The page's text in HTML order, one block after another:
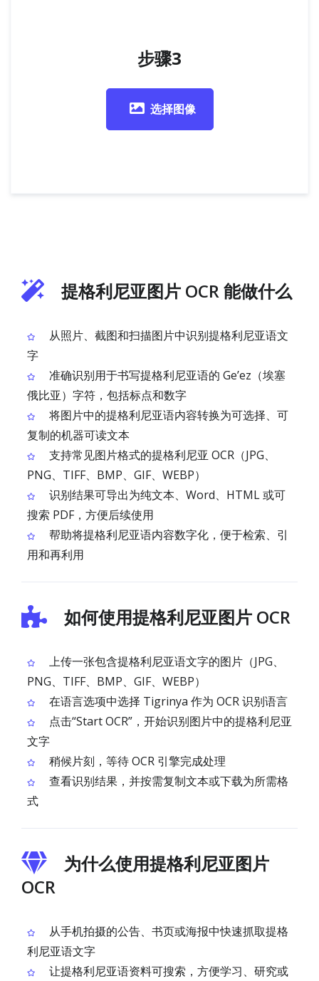
步骤3
选择图像
提格利尼亚图片 OCR 能做什么
从照片、截图和扫描图片中识别提格利尼亚语文
字
准确识别用于书写提格利尼亚语的 Geʼez（埃塞
俄比亚）字符，包括标点和数字
将图片中的提格利尼亚语内容转换为可选择、可
复制的机器可读文本
支持常见图片格式的提格利尼亚 OCR（JPG、
PNG、TIFF、BMP、GIF、WEBP）
识别结果可导出为纯文本、Word、HTML 或可
搜索 PDF，方便后续使用
帮助将提格利尼亚语内容数字化，便于检索、引
用和再利用
如何使用提格利尼亚图片 OCR
上传一张包含提格利尼亚语文字的图片（JPG、
PNG、TIFF、BMP、GIF、WEBP）
在语言选项中选择 Tigrinya 作为 OCR 识别语言
点击“Start OCR”，开始识别图片中的提格利尼亚
文字
稍候片刻，等待 OCR 引擎完成处理
查看识别结果，并按需复制文本或下载为所需格
式
为什么使用提格利尼亚图片
OCR
从手机拍摄的公告、书页或海报中快速抓取提格
利尼亚语文字
让提格利尼亚语资料可搜索，方便学习、研究或